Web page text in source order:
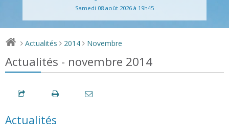
Samedi 08 août 2026 à 19h45
> Actualités > 2014 > Novembre
Actualités - novembre 2014
Actualités